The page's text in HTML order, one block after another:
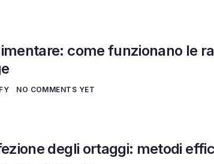
come funzionano le
NO COMMENTS YET
degli ortaggi: metodi